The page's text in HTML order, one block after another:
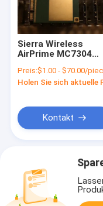
Sierra Wireless
AirPrime MC7304
GPS Modul
Preis:$1.00 - $70.00/pieces
Kontakt